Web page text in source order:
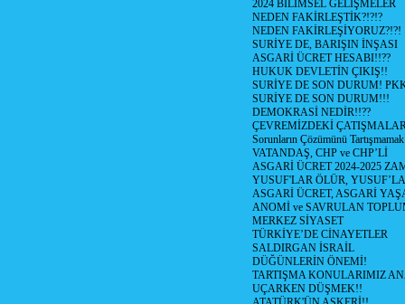
2024 BİLİMSEL GELİŞMELER
NEDEN FAKİRLEŞTİK?!?!?
NEDEN FAKİRLEŞİYORUZ?!?!
SURİYE DE, BARIŞIN İNŞASI
ASGARİ ÜCRET HESABI!!??
HUKUK DEVLETİN ÇIKIŞ!!
SURİYE DE SON DURUM!
SURİYE DE SON DURUM!!!
DEMOKRASİ NEDİR!!??
ÇEVREMİZDEKİ
Sorunların Çözümünü
VATANDAŞ, CHP ve CHP’Lİ
ASGARİ ÜCRET 2024-2025
YUSUF'LAR ÖLÜR,
ASGARİ ÜCRET, ASGARİ
ANOMİ ve SAVRULAN
MERKEZ SİYASET
TÜRKİYE’DE CİNAYETLER
SALDIRGAN İSRAİL
DÜĞÜNLERİN ÖNEMİ!
TARTIŞMA KONULARIMIZ
UÇARKEN DÜŞMEK!!